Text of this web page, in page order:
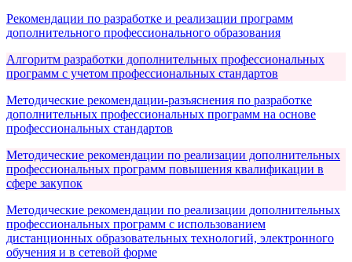
Рекомендации по разработке и реализации программ
дополнительного профессионального образования
Алгоритм разработки дополнительных профессиональных
программ с учетом профессиональных стандартов
Методические рекомендации-разъяснения по разработке
дополнительных профессиональных программ на основе
профессиональных стандартов
Методические рекомендации по реализации дополнительных
профессиональных программ повышения квалификации в
сфере закупок
Методические рекомендации по реализации дополнительных
профессиональных программ с использованием
дистанционных образовательных технологий, электронного
обучения и в сетевой форме